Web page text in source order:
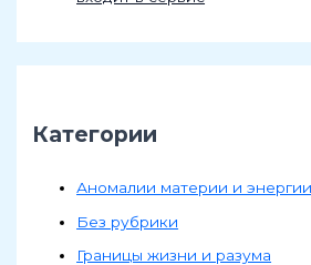
Категории
Аномалии материи и энергии
Без рубрики
Границы жизни и разума